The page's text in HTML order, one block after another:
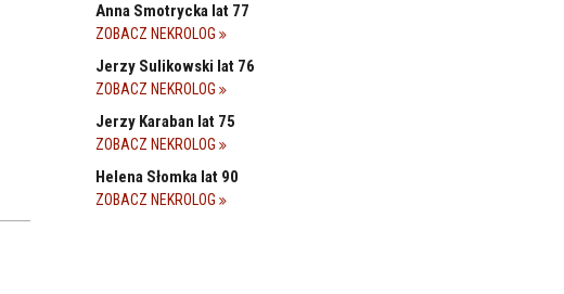
Anna Smotrycka lat 77
ZOBACZ NEKROLOG
Jerzy Sulikowski lat 76
ZOBACZ NEKROLOG
Jerzy Karaban lat 75
ZOBACZ NEKROLOG
Helena Słomka lat 90
ZOBACZ NEKROLOG